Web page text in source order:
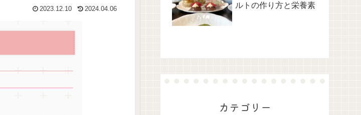
2023.12.10 2024.04.06
ルトの作り方と栄養素
カテゴリー